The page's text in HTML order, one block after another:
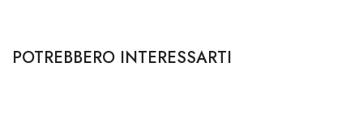
POTREBBERO INTERESSARTI